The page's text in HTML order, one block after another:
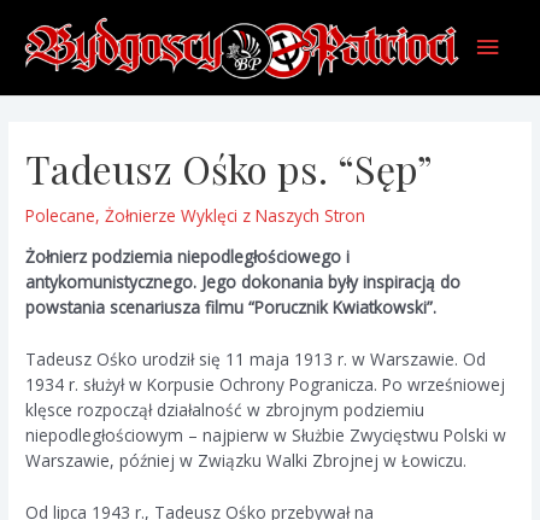
content
Main
Tadeusz Ośko ps. “Sęp”
Polecane,Żołnierze Wyklęci z Naszych Stron
Żołnierz podziemia niepodległościowego i
antykomunistycznego. Jego dokonania były inspiracją do
powstania scenariusza filmu “Porucznik Kwiatkowski”.
Tadeusz Ośko urodził się 11 maja 1913 r. w Warszawie. Od
1934 r. służył w Korpusie Ochrony Pogranicza. Po wrześniowej
klęsce rozpoczął działalność w zbrojnym podziemiu
niepodległościowym – najpierw w Służbie Zwycięstwu Polski w
Warszawie, później w Związku Walki Zbrojnej w Łowiczu.
Od lipca 1943 r., Tadeusz Ośko przebywał na